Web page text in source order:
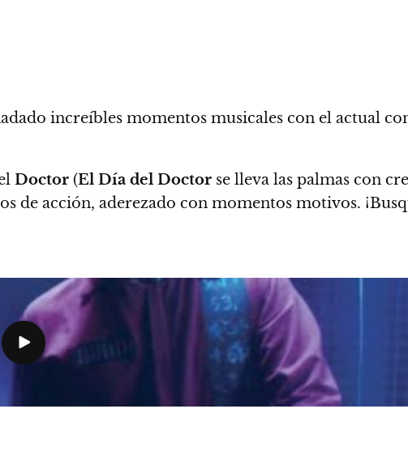
increíbles momentos musicales con el actual
Doctor (El Día del Doctor se lleva las palmas con
de acción, aderezado con momentos motivos.